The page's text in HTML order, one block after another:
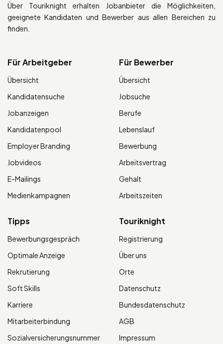
Über Touriknight erhalten Jobanbieter die Möglichkeiten,
geeignete Kandidaten und Bewerber aus allen Bereichen zu
finden.
Für Arbeitgeber
Übersicht
Kandidatensuche
Jobanzeigen
Kandidatenpool
Employer Branding
Jobvideos
E-Mailings
Medienkampagnen
Für Bewerber
Übersicht
Jobsuche
Berufe
Lebenslauf
Bewerbung
Arbeitsvertrag
Gehalt
Arbeitszeiten
Tipps
Bewerbungsgespräch
Optimale Anzeige
Rekrutierung
Soft Skills
Karriere
Mitarbeiterbindung
Sozialversicherungsnummer
Touriknight
Registrierung
Über uns
Orte
Datenschutz
Bundesdatenschutz
AGB
Impressum